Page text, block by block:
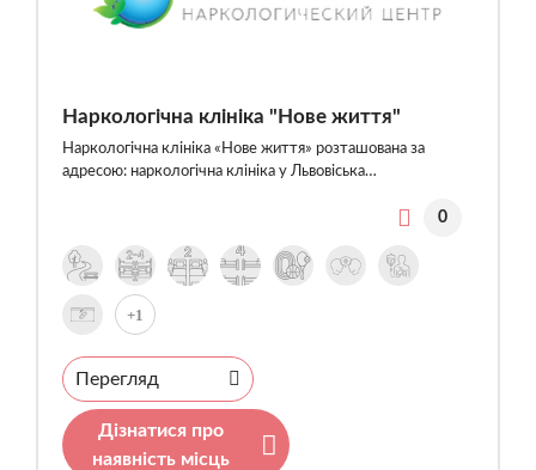
Наркологічна клініка "Нове життя"
Наркологічна клініка «Нове життя» розташована за
адресою: наркологічна клініка у Львовіська…
0
+1
Перегляд
Дізнатися про
наявність місць